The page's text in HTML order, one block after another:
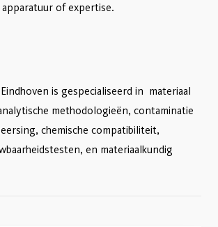
of expertise.
is gespecialiseerd in materiaal
methodologieën, contaminatie
chemische compatibiliteit,
en materiaalkundig